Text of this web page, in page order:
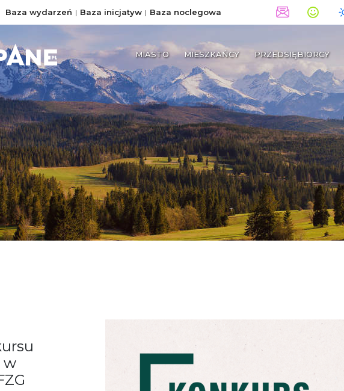
Baza wydarzeń Baza inicjatyw Baza noclegowa
MIASTO MIESZKAŃCY PRZEDSIĘBIORCY
w